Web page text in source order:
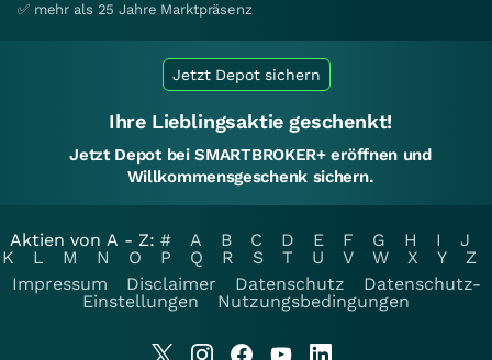
✅ mehr als 25 Jahre Marktpräsenz
Jetzt Depot sichern
Ihre Lieblingsaktie geschenkt!
Jetzt Depot bei SMARTBROKER+ eröffnen und
Willkommensgeschenk sichern.
Aktien von A - Z: # A B C D E F G H I
J
K
L M N O P Q R S T U V W X Y
Z
Impressum
Disclaimer Datenschutz
Datenschutz-
Einstellungen
Nutzungsbedingungen